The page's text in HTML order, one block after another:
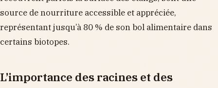
source de nourriture accessible et appréciée,
représentant jusqu’à 80 % de son bol alimentaire dans
certains biotopes.
L’importance des racines et des